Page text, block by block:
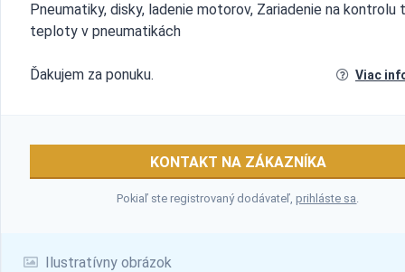
Ilustratívny obrázok
Pneumatiky, disky, ladenie motorov, Zariadenie na kontrolu
teploty v pneumatikách
Ďakujem za ponuku. Viac
KONTAKT NA ZÁKAZNÍKA
Pokiaľ ste registrovaný dodávateľ,prihláste sa.